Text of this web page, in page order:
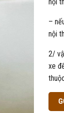
nội
–
nội
2/
xe